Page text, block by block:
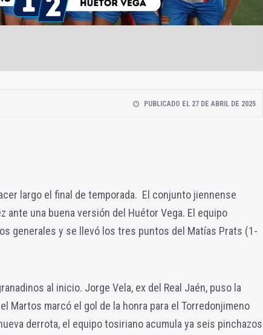
PUBLICADO EL 27 DE ABRIL DE 2025
largo el final de temporada. El conjunto jiennense
ante una buena versión del Huétor Vega. El equipo
generales y se llevó los tres puntos del Matías Prats (1-
al inicio. Jorge Vela, ex del Real Jaén, puso la
Martos marcó el gol de la honra para el Torredonjimeno
derrota, el equipo tosiriano acumula ya seis pinchazos